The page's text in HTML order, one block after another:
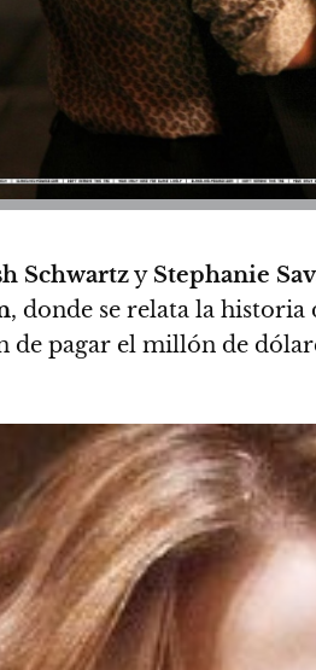
Schwartzy Stephanie
, donde se relata la historia
pagar el millón de